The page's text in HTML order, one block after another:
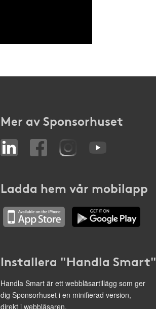
Mer av Sponsorhuset
Ladda hem vår mobilapp
Installera "Handla Smart"
Handla Smart är ett webbläsartillägg som ger
dig Sponsorhuset i en minifierad version,
direkt i webbläsaren.